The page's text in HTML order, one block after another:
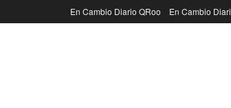
En Cambio Diario QRoo En Cambio